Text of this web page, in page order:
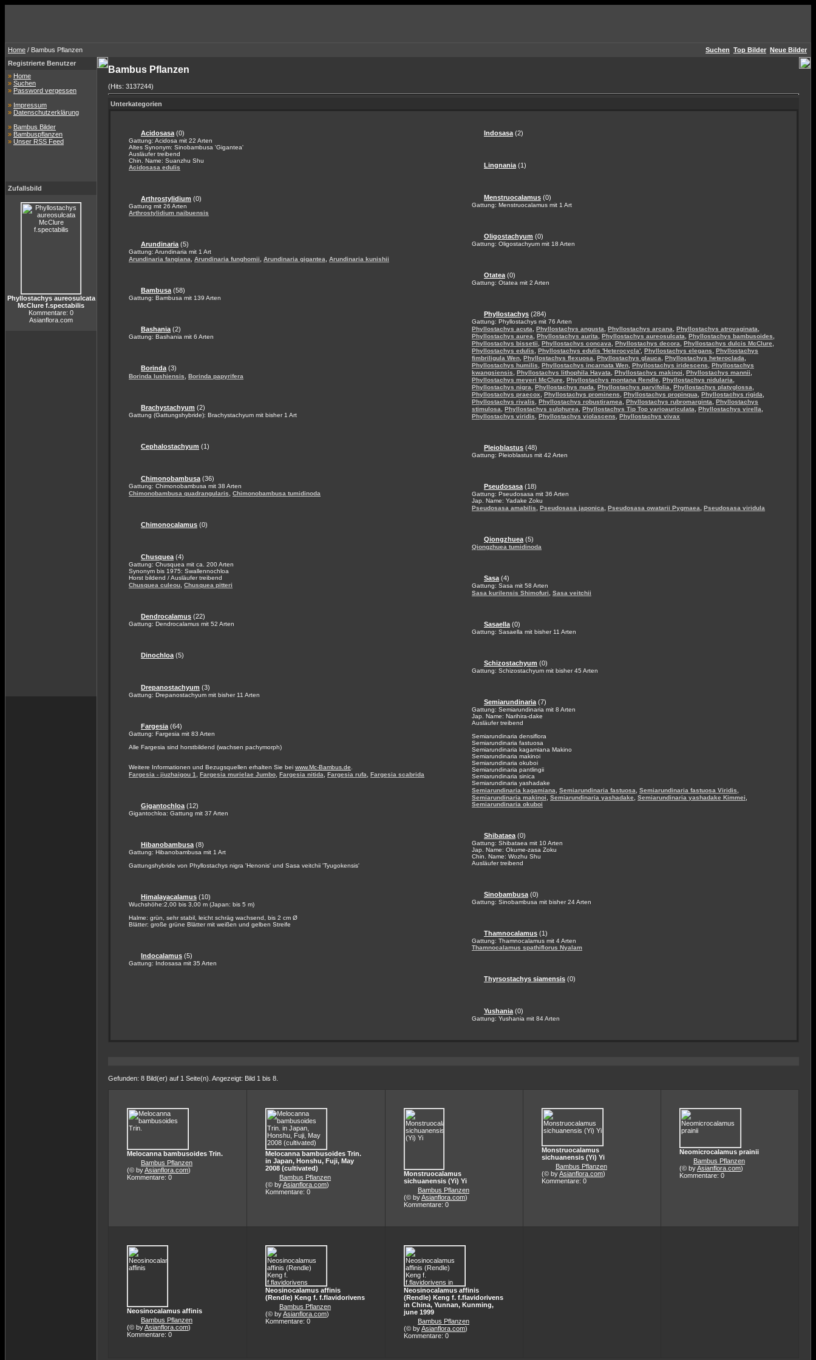
Home / Bambus Pflanzen Suchen Top Bilder Neue Bilder
Registrierte Benutzer
» Home
» Suchen
» Password vergessen
» Impressum
» Datenschutzerklärung
» Bambus Bilder
» Bambuspflanzen
» Unser RSS Feed
Zufallsbild
Phyllostachys aureosulcata
McClure f.spectabilis
Kommentare: 0
Asianflora.com
Bambus Pflanzen
(Hits: 3137244)
Unterkategorien
Acidosasa (0)
Gattung: Acidosa mit 22 Arten
Altes Synonym: Sinobambusa 'Gigantea'
Ausläufer treibend
Chin. Name: Suanzhu Shu
Acidosasa edulis
Arthrostylidium (0)
Gattung mit 26 Arten
Arthrostylidium naibuensis
Arundinaria (5)
Gattung: Arundinaria mit 1 Art
Arundinaria fangiana
Arundinaria funghomii Arundinaria gigantea Arundinaria kunishii
Bambusa (58)
Gattung: Bambusa mit 139 Arten
Bashania (2)
Gattung: Bashania mit 6 Arten
Borinda (3)
Borinda lushiensis Borinda papyrifera
Brachystachyum (2)
Gattung (Gattungshybride): Brachystachyum mit bisher 1 Art
Cephalostachyum (1)
Chimonobambusa (36)
Gattung: Chimonobambusa mit 38 Arten
Chimonobambusa quadrangularis
Chimonobambusa tumidinoda
Chimonocalamus (0)
Chusquea (4)
Gattung: Chusquea mit ca. 200 Arten
Synonym bis 1975: Swallennochloa
Horst bildend / Ausläufer treibend
Chusquea culeou Chusquea pitteri
Dendrocalamus (22)
Gattung: Dendrocalamus mit 52 Arten
Dinochloa (5)
Drepanostachyum (3)
Gattung: Drepanostachyum mit bisher 11 Arten
Fargesia (64)
Gattung: Fargesia mit 83 Arten
Alle Fargesia sind horstbildend (wachsen pachymorph)
Weitere Informationen und Bezugsquellen erhalten Sie bei www.Mc-Bambus.de
Fargesia - jiuzhaigou 1
Fargesia murielae Jumbo Fargesia nitida Fargesia rufa Fargesia scabrida
Gigantochloa (12)
Gigantochloa: Gattung mit 37 Arten
Hibanobambusa (8)
Gattung: Hibanobambusa mit 1 Art
Gattungshybride von Phyllostachys nigra 'Henonis' und Sasa veitchii 'Tyugokensis'
Himalayacalamus (10)
Wuchshöhe:2,00 bis 3,00 m (Japan: bis 5 m)
Halme: grün, sehr stabil, leicht schräg wachsend, bis 2 cm Ø
Blätter: große grüne Blätter mit weißen und gelben Streife
Indocalamus (5)
Gattung: Indosasa mit 35 Arten
Indosasa (2)
Lingnania (1)
Menstruocalamus (0)
Gattung: Menstruocalamus mit 1 Art
Oligostachyum (0)
Gattung: Oligostachyum mit 18 Arten
Otatea (0)
Gattung: Otatea mit 2 Arten
Phyllostachys (284)
Gattung: Phyllostachys mit 76 Arten
Phyllostachys acuta
Phyllostachys angusta Phyllostachys arcana Phyllostachys atrovaginata
Phyllostachys aurea Phyllostachys aurita Phyllostachys aureosulcata Phyllostachys bambusoides
Phyllostachys bissetii Phyllostachys concava Phyllostachys decora Phyllostachys dulcis McClure
Phyllostachys edulis Phyllostachys edulis 'Heterocycla' Phyllostachys elegans
Phyllostachys
fimbriligula Wen Phyllostachys flexuosa Phyllostachys glauca Phyllostachys heteroclada
Phyllostachys humilis Phyllostachys incarnata Wen Phyllostachys iridescens
Phyllostachys
kwangsiensis
Phyllostachys lithophila Hayata Phyllostachys makinoi Phyllostachys mannii
Phyllostachys meyeri McClure Phyllostachys montana Rendle Phyllostachys nidularia
Phyllostachys nigra Phyllostachys nuda Phyllostachys parvifolia Phyllostachys platyglossa
Phyllostachys praecox Phyllostachys prominens Phyllostachys propinqua Phyllostachys rigida
Phyllostachys rivalis Phyllostachys robustiramea Phyllostachys rubromarginta
Phyllostachys
stimulosa
Phyllostachys sulphurea Phyllostachys Tip Top varioauriculata Phyllostachys virella
Phyllostachys viridis Phyllostachys violascens Phyllostachys vivax
Pleioblastus (48)
Gattung: Pleioblastus mit 42 Arten
Pseudosasa (18)
Gattung: Pseudosasa mit 36 Arten
Jap. Name: Yadake Zoku
Pseudosasa amabilis
Pseudosasa japonica Pseudosasa owatarii Pygmaea Pseudosasa viridula
Qiongzhuea (5)
Qiongzhuea tumidinoda
Sasa (4)
Gattung: Sasa mit 58 Arten
Sasa kurilensis Shimofuri
Sasa veitchii
Sasaella (0)
Gattung: Sasaella mit bisher 11 Arten
Schizostachyum (0)
Gattung: Schizostachyum mit bisher 45 Arten
Semiarundinaria (7)
Gattung: Semiarundinaria mit 8 Arten
Jap. Name: Narihira-dake
Ausläufer treibend
Semiarundinaria densiflora
Semiarundinaria fastuosa
Semiarundinaria kagamiana Makino
Semiarundinaria makinoi
Semiarundinaria okuboi
Semiarundinaria pantlingii
Semiarundinaria sinica
Semiarundinaria yashadake
Semiarundinaria kagamiana
Semiarundinaria fastuosa Semiarundinaria fastuosa Viridis
Semiarundinaria makinoi Semiarundinaria yashadake Semiarundinaria yashadake Kimmei
Semiarundinaria okuboi
Shibataea (0)
Gattung: Shibataea mit 10 Arten
Jap. Name: Okume-zasa Zoku
Chin. Name: Wozhu Shu
Ausläufer treibend
Sinobambusa (0)
Gattung: Sinobambusa mit bisher 24 Arten
Thamnocalamus (1)
Gattung: Thamnocalamus mit 4 Arten
Thamnocalamus spathiflorus Nyalam
Thyrsostachys siamensis (0)
Yushania (0)
Gattung: Yushania mit 84 Arten
Gefunden: 8 Bild(er) auf 1 Seite(n). Angezeigt: Bild 1 bis 8.
Melocanna bambusoides Trin.
Bambus Pflanzen
(© byAsianflora.com)
Kommentare: 0
Melocanna bambusoides Trin.
in Japan, Honshu, Fuji, May
2008 (cultivated)
Bambus Pflanzen
(© byAsianflora.com)
Kommentare: 0
Monstruocalamus
sichuanensis (Yi) Yi
Bambus Pflanzen
(© byAsianflora.com)
Kommentare: 0
Monstruocalamus
sichuanensis (Yi) Yi
Bambus Pflanzen
(© byAsianflora.com)
Kommentare: 0
Neomicrocalamus prainii
Bambus Pflanzen
(© byAsianflora.com)
Kommentare: 0
Neosinocalamus affinis
Bambus Pflanzen
(© byAsianflora.com)
Kommentare: 0
Neosinocalamus affinis
(Rendle) Keng f. f.flavidorivens
Bambus Pflanzen
(© byAsianflora.com)
Kommentare: 0
Neosinocalamus affinis
(Rendle) Keng f. f.flavidorivens
in China, Yunnan, Kunming,
june 1999
Bambus Pflanzen
(© byAsianflora.com)
Kommentare: 0